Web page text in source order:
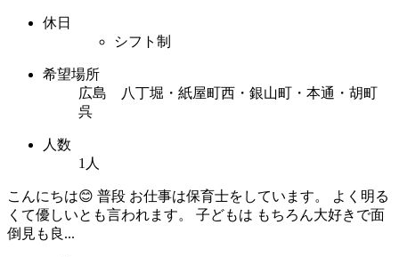
休日
シフト制
希望場所
広島 八丁堀・紙屋町西・銀山町・本通・胡町
呉
人数
1人
こんにちは😊 普段 お仕事は保育士をしています。 よく明る
くて優しいとも言われます。 子どもは もちろん大好きで面
倒見も良...